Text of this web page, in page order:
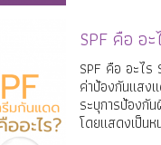
SPF คือ อ
SPF คือ อะไ
ค่าป้องกันแสง
ระบุการป้องกั
โดยแสดงเป็นห